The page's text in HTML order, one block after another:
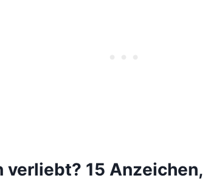
verliebt? 15